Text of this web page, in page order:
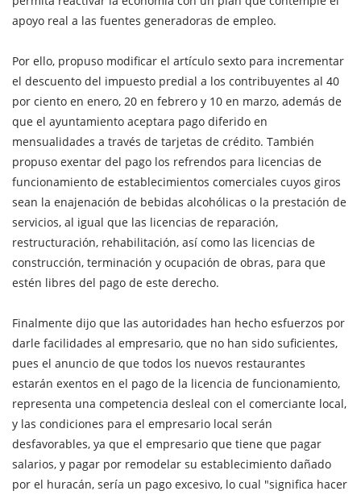
apoyo real a las fuentes generadoras de empleo.
Por ello, propuso modificar el artículo sexto para incrementar
el descuento del impuesto predial a los contribuyentes al 40
por ciento en enero, 20 en febrero y 10 en marzo, además de
que el ayuntamiento aceptara pago diferido en
mensualidades a través de tarjetas de crédito. También
propuso exentar del pago los refrendos para licencias de
funcionamiento de establecimientos comerciales cuyos giros
sean la enajenación de bebidas alcohólicas o la prestación de
servicios, al igual que las licencias de reparación,
restructuración, rehabilitación, así como las licencias de
construcción, terminación y ocupación de obras, para que
estén libres del pago de este derecho.
Finalmente dijo que las autoridades han hecho esfuerzos por
darle facilidades al empresario, que no han sido suficientes,
pues el anuncio de que todos los nuevos restaurantes
estarán exentos en el pago de la licencia de funcionamiento,
representa una competencia desleal con el comerciante local,
y las condiciones para el empresario local serán
desfavorables, ya que el empresario que tiene que pagar
salarios, y pagar por remodelar su establecimiento dañado
por el huracán, sería un pago excesivo, lo cual "significa hacer